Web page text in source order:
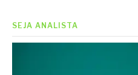
SEJA ANALISTA